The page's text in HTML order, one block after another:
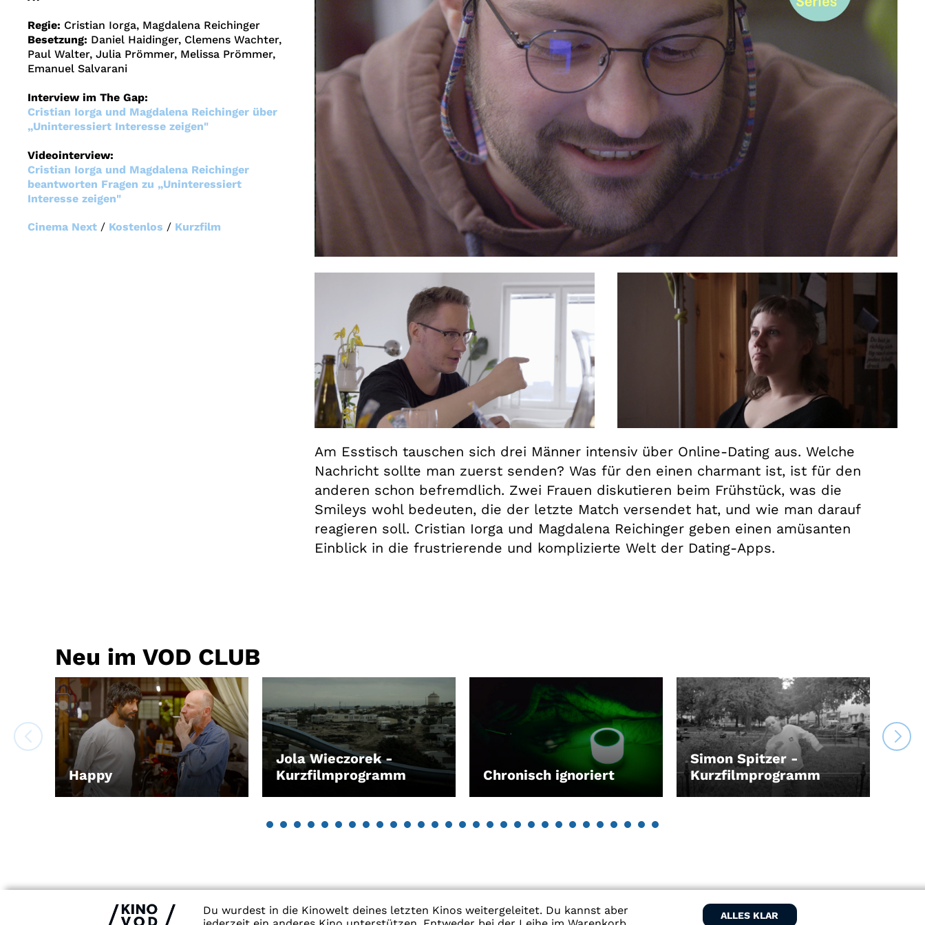
Du wurdest in die Kinowelt deines letzten Kinos weitergeleitet. Du kannst aber
ALLES KLAR
Gutscheine
& Filmpässe
Account
Suche
Regie: Cristian Iorga, Magdalena Reichinger
Besetzung: Daniel Haidinger, Clemens Wachter,
Paul Walter, Julia Prömmer, Melissa Prömmer,
Emanuel Salvarani
Interview im The Gap:
Cristian Iorga und Magdalena Reichinger über
„Uninteressiert Interesse zeigen"
Videointerview:
Cristian Iorga und Magdalena Reichinger
beantworten Fragen zu „Uninteressiert
Interesse zeigen"
Cinema Next / Kostenlos / Kurzfilm
Am Esstisch tauschen sich drei Männer intensiv über Online-Dating aus. Welche
Nachricht sollte man zuerst senden? Was für den einen charmant ist, ist für den
anderen schon befremdlich. Zwei Frauen diskutieren beim Frühstück, was die
Smileys wohl bedeuten, die der letzte Match versendet hat, und wie man darauf
reagieren soll. Cristian Iorga und Magdalena Reichinger geben einen amüsanten
Einblick in die frustrierende und komplizierte Welt der Dating-Apps.
Neu im VOD CLUB
Happy
LEIHEN
Jola Wieczorek -
Kurzfilmprogramm
LEIHEN Chronisch ignoriert
LEIHEN
Simon Spitzer -
Kurzfilmprogramm
LEIHEN